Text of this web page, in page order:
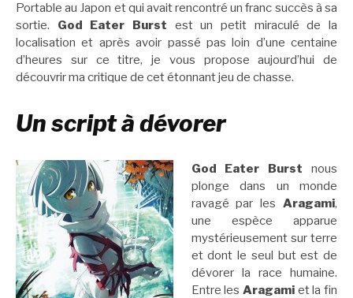
Portable au Japon et qui avait rencontré un franc succès à sa
sortie. God Eater Burst est un petit miraculé de la
localisation et après avoir passé pas loin d’une centaine
d’heures sur ce titre, je vous propose aujourd’hui de
découvrir ma critique de cet étonnant jeu de chasse.
Un script à dévorer
God Eater Burst nous
plonge dans un monde
ravagé par les Aragami,
une espèce apparue
mystérieusement sur terre
et dont le seul but est de
dévorer la race humaine.
Entre les Aragamiet la fin